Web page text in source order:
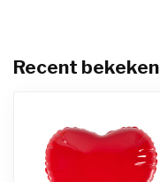
Recent bekeken